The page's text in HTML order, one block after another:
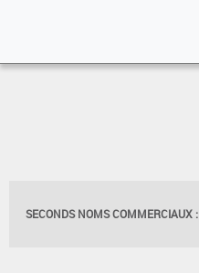
SECONDS NOMS COMMERCIAUX :